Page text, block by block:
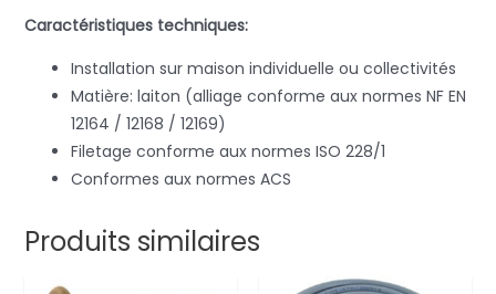
Caractéristiques techniques:
Installation sur maison individuelle ou collectivités
Matière: laiton (alliage conforme aux normes NF EN
12164 / 12168 / 12169)
Filetage conforme aux normes ISO 228/1
Conformes aux normes ACS
Produits similaires